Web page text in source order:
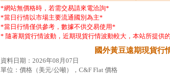
*網站無價格時，若需交易請來電洽詢*
*當日行情以市場主要流通國別為主*
*當日行情僅供參考，數據不供交易使用*
* 隨著期貨行情波動，近期現貨行情波動較大，本站所提供
國外黃豆遠期現貨行
資料日期：2026年08月07日
單位：價格（美元/公噸），C&F Flat 價格